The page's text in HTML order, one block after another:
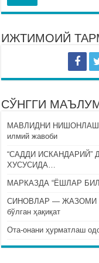
ИЖТИМОИЙ
СЎНГГИ
МАВЛИДНИ НИШОНЛАШ
илмий жавоби
“САДДИ
ХУСУСИДА…
МАРКАЗДА “ЁШЛАР
СИНОВЛАР — ЖАЗОМИ
бўлган ҳақиқат
Ота-онани ҳурматлаш